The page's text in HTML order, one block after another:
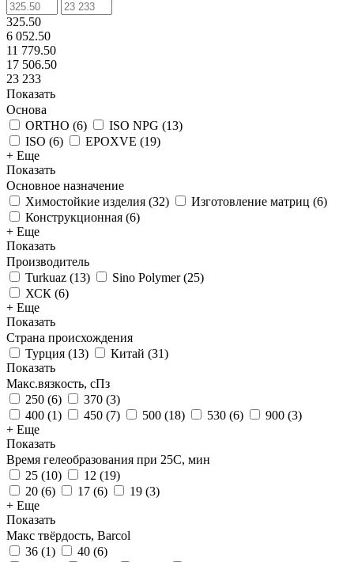
325.50
6 052.50
11 779.50
17 506.50
23 233
Показать
Основа
ORTHO (6) ISO NPG (13)
ISO (6) EPOXVE (19)
+ Еще
Показать
Основное назначение
Химостойкие изделия (32) Изготовление матриц (6)
Конструкционная (6)
+ Еще
Показать
Производитель
Turkuaz (13) Sino Polymer(25)
ХСК (6)
+ Еще
Показать
Страна происхождения
Турция (13) Китай (31)
Показать
Макс.вязкoсть, сПз
250 (6) 370 (3)
400 (1) 450 (7) 500 (18) 530 (6) 900 (3)
+ Еще
Показать
Время гелеобразования при 25С, мин
25 (10) 12 (19)
20 (6) 17 (6) 19 (3)
+ Еще
Показать
Макс твёрдость, Barcol
36 (1) 40 (6)